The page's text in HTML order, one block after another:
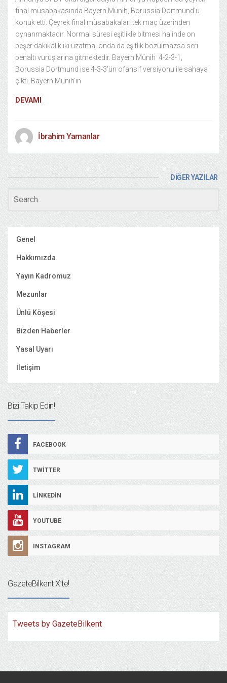
final müsabakasında Bayern Münih, Borussia Dortmund’u
konuk etti. Çeyrek final müsabakaları tek maç üzerinden
oynanmaktadır. Normal süresi eşitlikle bitmesi halinde on
beşer dakikalık iki uzatma, onda da eşitlik bozulmazsa seri
penaltı vuruşlarına gitmektedir. Bayern Münih 4-2-3-1,
Borussia Dortmund ise 4-3-3’ün ofansif versiyonu ile sahaya
çıktı. Bayern Münih’in
DEVAMI
İbrahim Yamanlar
DİĞER YAZILAR
Genel
Hakkımızda
Yayın Kadromuz
Mezunlar
Ünlü Köşesi
Bizden Haberler
Yasal Uyarı
İletişim
Bizi Takip Edin!
FACEBOOK
TWITTER
LINKEDIN
YOUTUBE
INSTAGRAM
GazeteBilkent X’te!
Tweets by GazeteBilkent